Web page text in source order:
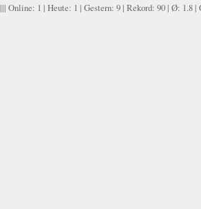
||| Online: 1 | Heute: 1 | Gestern: 9 | Rekord: 90 | Ø: 1.8